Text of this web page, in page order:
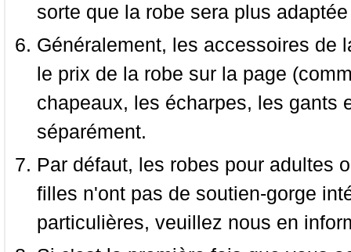
sorte que la robe sera plus
Généralement, les accessoires de
le prix de la robe sur la page
chapeaux, les écharpes, les gants
séparément.
Par défaut, les robes pour adultes
filles n'ont pas de soutien-gorge
particulières, veuillez nous en